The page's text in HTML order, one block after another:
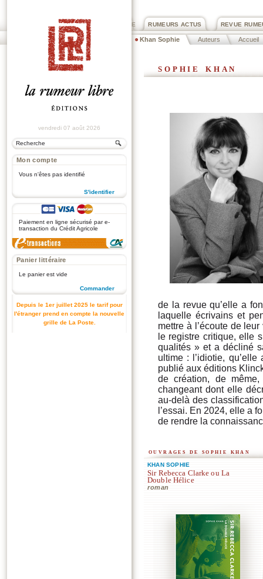
REVUE
RUMEURS ACTUS
PRIX ROGER DEXTRE
Khan Sophie Auteurs Accueil
vendredi 07 août 2026
Mon compte
Vous n'êtes pas identifié
S'identifier
Paiement en ligne sécurisé par e-
transaction du Crédit Agricole
Panier littéraire
Le panier est vide
Commander
Depuis le 1er juillet 2025 le tarif pour
l'étranger prend en compte la nouvelle
grille de La Poste.
sophie khan
de la revue qu’elle a
laquelle écrivains et
mettre à l’écoute de
le registre critique, elle
qualités » et a décliné
ultime : l’idiotie,
publié aux éditions
de création, de
changeant dont elle
au-delà des
l’essai. En 2024, elle a
de rendre la
ouvrages de sophie khan
KHAN SOPHIE
Sir Rebecca Clarke ou La
Double Hélice
roman